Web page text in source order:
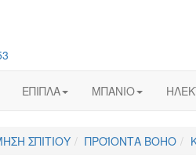
ΕΠΙΠΛΑ ΜΠΑΝΙΟ
ΣΠΙΤΙΟΥ ΠΡΟΪΟΝΤΑ BOHO